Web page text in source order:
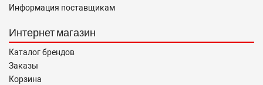
Информация поставщикам
Интернет магазин
Каталог брендов
Заказы
Корзина